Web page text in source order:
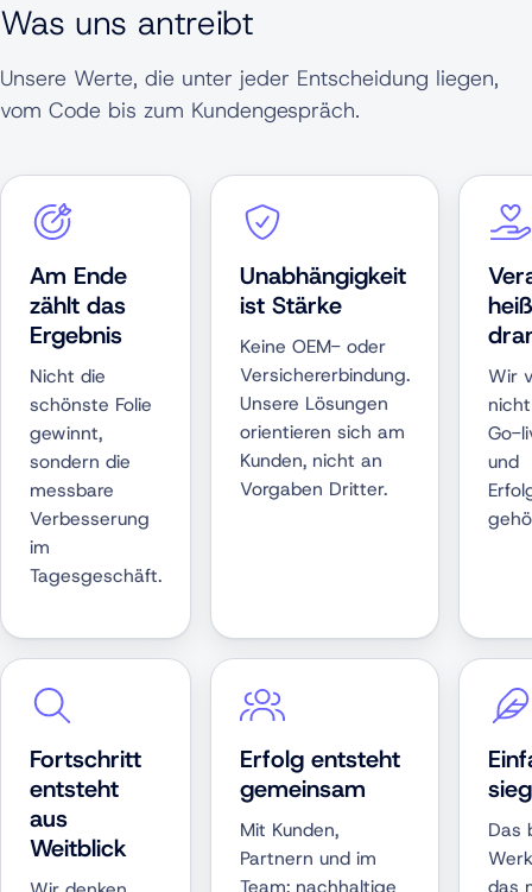
Was uns antreibt
Unsere Werte, die unter jeder Entscheidung liegen,
vom Code bis zum Kundengespräch.
Am Ende
zählt das
Ergebnis
Nicht die
schönste Folie
gewinnt,
sondern die
messbare
Verbesserung
im
Tagesgeschäft.
Unabhängigkeit
ist Stärke
Keine OEM- oder
Versichererbindung.
Unsere Lösungen
orientieren sich am
Kunden, nicht an
Vorgaben Dritter.
Wir
Go-
und
Fortschritt
entsteht
aus
Weitblick
Erfolg entsteht
gemeinsam
Mit Kunden,
Partnern und im
Team: nachhaltige
Das
das